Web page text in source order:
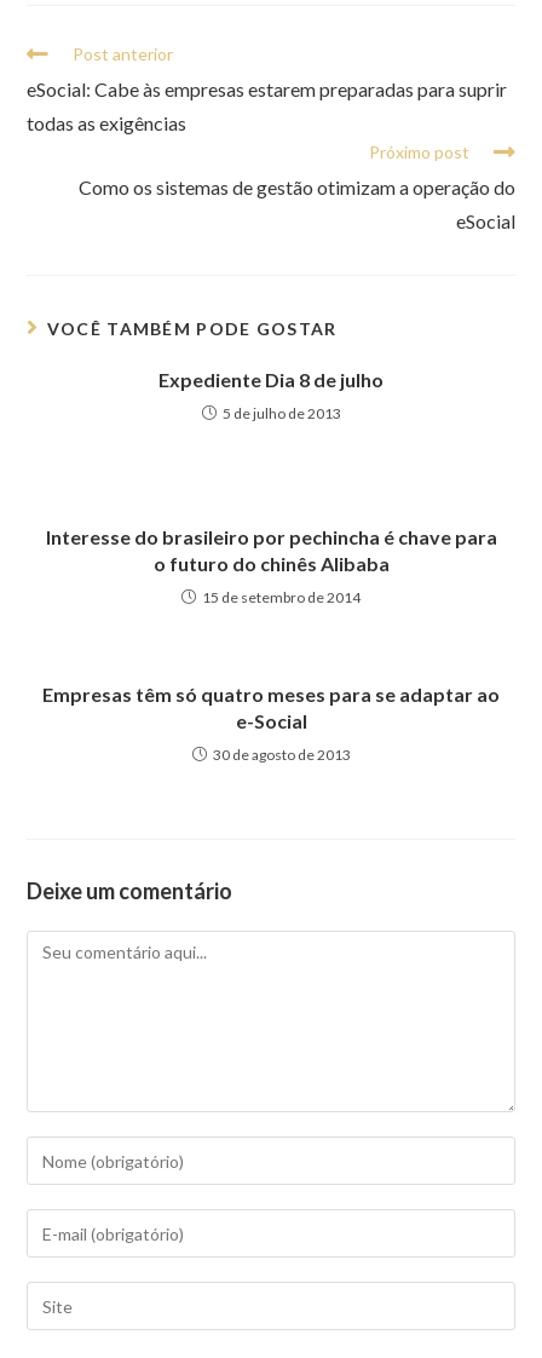
Post anterior
eSocial: Cabe às empresas estarem preparadas para suprir
todas as exigências
Próximo post
Como os sistemas de gestão otimizam a operação do
eSocial
VOCÊ TAMBÉM PODE GOSTAR
Expediente Dia 8 de julho
5 de julho de 2013
Interesse do brasileiro por pechincha é chave para
o futuro do chinês Alibaba
15 de setembro de 2014
Empresas têm só quatro meses para se adaptar ao
e-Social
30 de agosto de 2013
Deixe um comentário